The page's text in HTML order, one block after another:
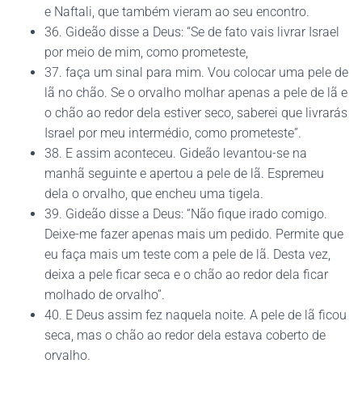
e Naftali, que também vieram ao seu encontro.
36. Gideão disse a Deus: “Se de fato vais livrar Israel
por meio de mim, como prometeste,
37. faça um sinal para mim. Vou colocar uma pele de
lã no chão. Se o orvalho molhar apenas a pele de lã e
o chão ao redor dela estiver seco, saberei que livrarás
Israel por meu intermédio, como prometeste”.
38. E assim aconteceu. Gideão levantou-se na
manhã seguinte e apertou a pele de lã. Espremeu
dela o orvalho, que encheu uma tigela.
39. Gideão disse a Deus: “Não fique irado comigo.
Deixe-me fazer apenas mais um pedido. Permite que
eu faça mais um teste com a pele de lã. Desta vez,
deixa a pele ficar seca e o chão ao redor dela ficar
molhado de orvalho”.
40. E Deus assim fez naquela noite. A pele de lã ficou
seca, mas o chão ao redor dela estava coberto de
orvalho.